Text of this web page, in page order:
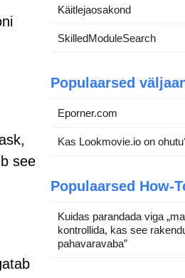
see
Käitlejaosakond
SkilledModuleSearch
Populaarsed
Eporner.com
Kas Lookmovie.io on
Populaarsed How-
Kuidas parandada viga
kontrollida, kas see
pahavaravaba”